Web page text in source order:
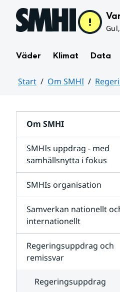
Hoppa till sidans innehåll
Väder Klimat Data
Start Om SMHI
Om SMHI
SMHIs uppdrag - med
samhällsnytta i fokus
SMHIs organisation
Samverkan nationellt
internationellt
Regeringsuppdrag och
remissvar
Regeringsuppdrag